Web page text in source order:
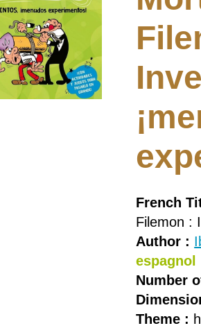
French
Filemon :
Author :
espagnol
Number
Theme :